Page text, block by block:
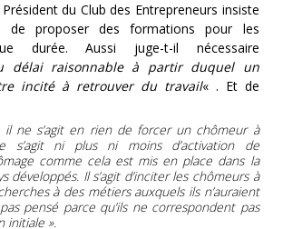
du Club des Entrepreneurs insiste
de proposer des formations pour les
durée. Aussi juge-t-il nécessaire
délai raisonnable à partir duquel un
incité à retrouver du travail« . Et de
il ne s’agit en rien de forcer un chômeur à
s’agit ni plus ni moins d’activation de
comme cela est mis en place dans la
développés. Il s’agit d’inciter les chômeurs à
à des métiers auxquels ils n’auraient
pensé parce qu’ils ne correspondent pas
initiale ».